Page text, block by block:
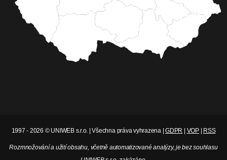
1997 - 2026 © UNIWEB s.r.o. | Všechna práva vyhrazena |GDPR VOP| RSS
Rozmnožování a užití obsahu, včetně automatizované analýzy, je bez souhlasu